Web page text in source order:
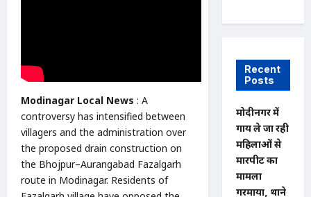
Modinagar Local News : A
controversy has intensified between
villagers and the administration over
the proposed drain construction on
the Bhojpur–Aurangabad Fazalgarh
route in Modinagar. Residents of
Recent
Posts
मोदीनगर में
गाय ले जा रही
महिलाओं से
मारपीट का
मामला
गरमाया, थाने